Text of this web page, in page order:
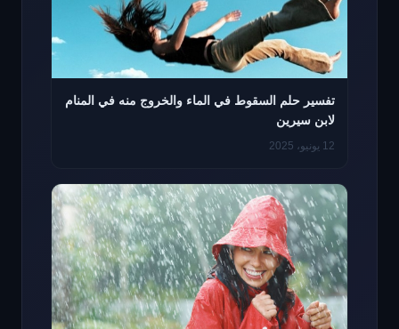
تفسير حلم السقوط في الماء والخروج منه في المنام
لابن سيرين
12 يونيو، 2025